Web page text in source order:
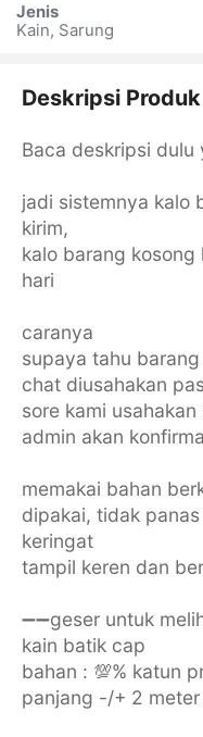
Jenis
Kain, Sarung
Deskripsi Produk
Baca deskripsi dulu
jadi sistemnya kalo
kirim,
kalo barang
hari
caranya
supaya tahu
chat diusahakan
sore kami
admin akan
memakai bahan
dipakai, tidak
keringat
tampil keren dan
➖➖geser untuk
kain batik cap
bahan : 💯% katun
panjang -/+ 2